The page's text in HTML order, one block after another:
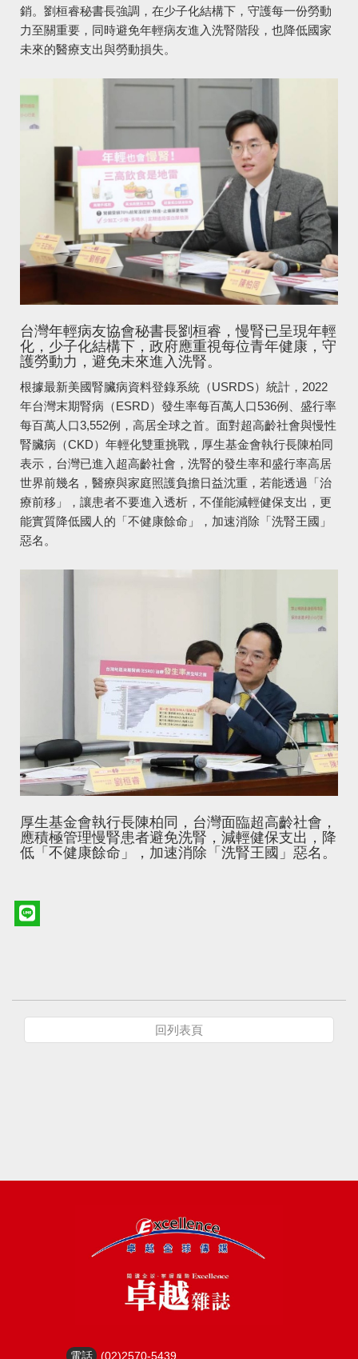
銷。劉桓睿秘書長強調，在少子化結構下，守護每一份勞動
力至關重要，同時避免年輕病友進入洗腎階段，也降低國家
未來的醫療支出與勞動損失。
台灣年輕病友協會秘書長劉桓睿，慢腎已呈現年輕
化，少子化結構下，政府應重視每位青年健康，守
護勞動力，避免未來進入洗腎。
根據最新美國腎臟病資料登錄系統（USRDS）統計，2022
年台灣末期腎病（ESRD）發生率每百萬人口536例、盛行率
每百萬人口3,552例，高居全球之首。面對超高齡社會與慢性
腎臟病（CKD）年輕化雙重挑戰，厚生基金會執行長陳柏同
表示，台灣已進入超高齡社會，洗腎的發生率和盛行率高居
世界前幾名，醫療與家庭照護負擔日益沈重，若能透過「治
療前移」，讓患者不要進入透析，不僅能減輕健保支出，更
能實質降低國人的「不健康餘命」，加速消除「洗腎王國」
惡名。
厚生基金會執行長陳柏同，台灣面臨超高齡社會，
應積極管理慢腎患者避免洗腎，減輕健保支出，降
低「不健康餘命」，加速消除「洗腎王國」惡名。
回列表頁
電話 (02)2570-5439